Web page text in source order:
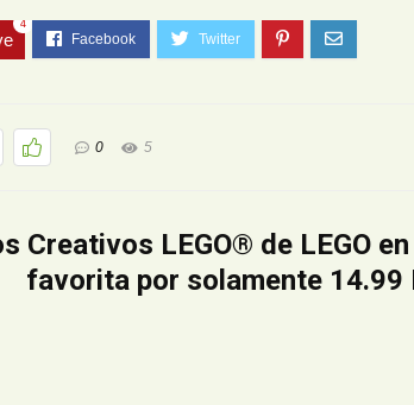
4
0 5
Creativos LEGO® de LEGO
favorita por solamente 14.99